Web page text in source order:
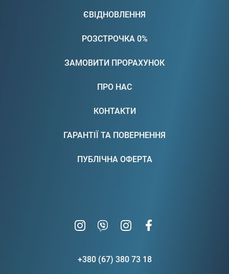
ЄВІДНОВЛЕННЯ
РОЗСТРОЧКА 0%
ЗАМОВИТИ ПРОРАХУНОК
ПРО НАС
КОНТАКТИ
ГАРАНТІЇ ТА ПОВЕРНЕННЯ
ПУБЛІЧНА ОФЕРТА
+380 (67) 380 73 18